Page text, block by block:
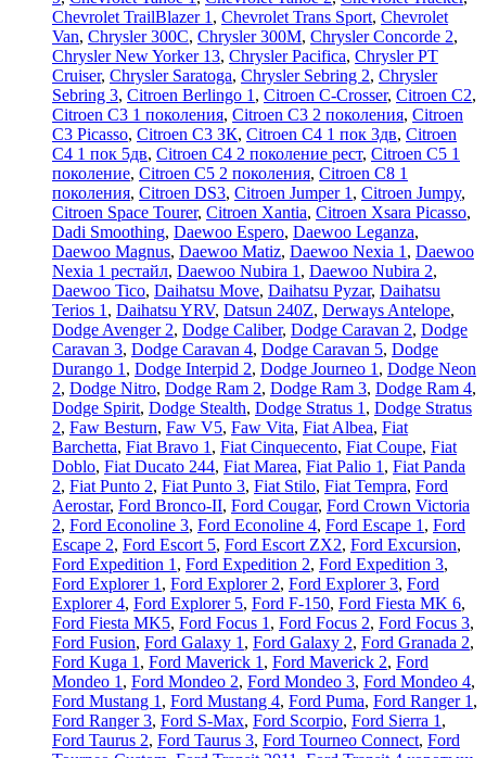
Chevrolet TrailBlazer 1 , Chevrolet Trans Sport, Chevrolet
Van, Chrysler 300C, Chrysler 300M, Chrysler Concorde 2,
Chrysler New Yorker 13, Chrysler Pacifica, Chrysler PT
Cruiser, Chrysler Saratoga, Chrysler Sebring 2, Chrysler
Sebring 3, Citroen Berlingo 1 , Citroen C-Crosser, Citroen C2,
Citroen C3 1 поколения, Citroen C3 2 поколения, Citroen
C3 Picasso, Citroen C3 ЗК, Citroen C4 1 пок 3дв, Citroen
C4 1 пок 5дв, Citroen C4 2 поколение рест, Citroen C5 1
поколение, Citroen C5 2 поколения, Citroen C8 1
поколения, Citroen DS3, Citroen Jumper 1 , Citroen Jumpy,
Citroen Space Tourer, Citroen Xantia, Citroen Xsara Picasso,
Dadi Smoothing, Daewoo Espero, Daewoo Leganza,
Daewoo Magnus, Daewoo Matiz, Daewoo Nexia 1 , Daewoo
Nexia 1 рестайл, Daewoo Nubira 1 , Daewoo Nubira 2,
Daewoo Tico, Daihatsu Move, Daihatsu Pyzar, Daihatsu
Terios 1 , Daihatsu YRV, Datsun 240Z, Derways Antelope,
Dodge Avenger 2, Dodge Caliber, Dodge Caravan 2, Dodge
Caravan 3, Dodge Caravan 4, Dodge Caravan 5, Dodge
Durango 1 , Dodge Interpid 2, Dodge Journeo 1 , Dodge Neon
2, Dodge Nitro, Dodge Ram 2, Dodge Ram 3, Dodge Ram 4,
Dodge Spirit, Dodge Stealth, Dodge Stratus 1 , Dodge Stratus
2, Faw Besturn, Faw V5, Faw Vita, Fiat Albea, Fiat
Barchetta, Fiat Bravo 1 , Fiat Cinquecento, Fiat Coupe, Fiat
Doblo, Fiat Ducato 244, Fiat Marea, Fiat Palio 1 , Fiat Panda
2, Fiat Punto 2, Fiat Punto 3, Fiat Stilo, Fiat Tempra, Ford
Aerostar, Ford Bronco-II, Ford Cougar, Ford Crown Victoria
2, Ford Econoline 3, Ford Econoline 4, Ford Escape 1 , Ford
Escape 2, Ford Escort 5, Ford Escort ZX2, Ford Excursion,
Ford Expedition 1 , Ford Expedition 2, Ford Expedition 3,
Ford Explorer 1 , Ford Explorer 2, Ford Explorer 3, Ford
Explorer 4, Ford Explorer 5, Ford F-150, Ford Fiesta MK 6,
Ford Fiesta MK5, Ford Focus 1 , Ford Focus 2, Ford Focus 3,
Ford Fusion, Ford Galaxy 1 , Ford Galaxy 2, Ford Granada 2,
Ford Kuga 1 , Ford Maverick 1 , Ford Maverick 2, Ford
Mondeo 1 , Ford Mondeo 2, Ford Mondeo 3, Ford Mondeo 4,
Ford Mustang 1 , Ford Mustang 4, Ford Puma, Ford Ranger 1 ,
Ford Ranger 3, Ford S-Max, Ford Scorpio, Ford Sierra 1 ,
Ford Taurus 2, Ford Taurus 3, Ford Tourneo Connect, Ford